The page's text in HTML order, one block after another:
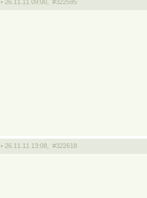
• 26.11.11 09:00, #322595
• 26.11.11 13:08, #322618